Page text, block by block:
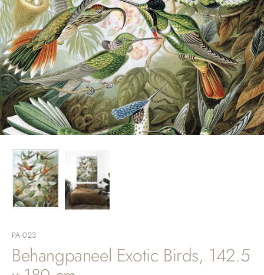
PA-023
Behangpaneel Exotic Birds, 142.5